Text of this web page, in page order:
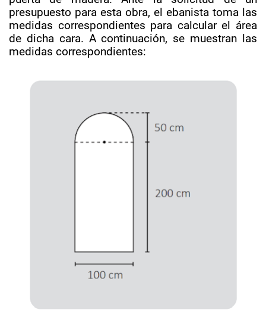
presupuesto para esta obra, el ebanista toma las
medidas correspondientes para calcular el área
de dicha cara. A continuación, se muestran las
medidas correspondientes: